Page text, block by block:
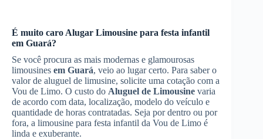
É muito caro Alugar Limousine para festa infantil
em Guará?
Se você procura as mais modernas e glamourosas
limousines em Guará, veio ao lugar certo. Para saber o
valor de aluguel de limusine, solicite uma cotação com a
Vou de Limo. O custo do Aluguel de Limousine varia
de acordo com data, localização, modelo do veículo e
quantidade de horas contratadas. Seja por dentro ou por
fora, a limousine para festa infantil da Vou de Limo é
linda e exuberante.